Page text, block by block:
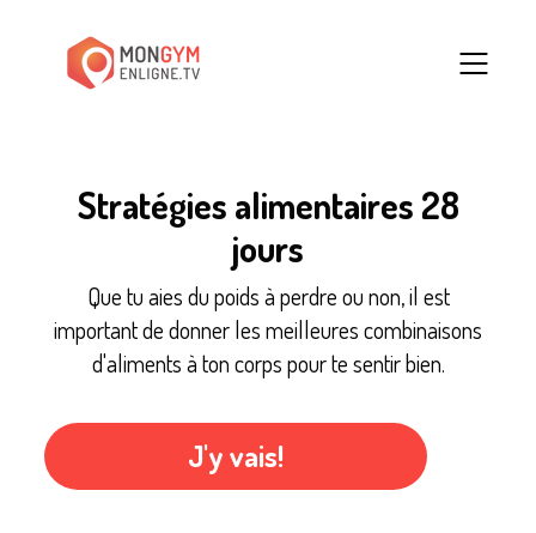
Stratégies alimentaires 28
jours
Que tu aies du poids à perdre ou non, il est
important de donner les meilleures combinaisons
d'aliments à ton corps pour te sentir bien.
J'y vais!